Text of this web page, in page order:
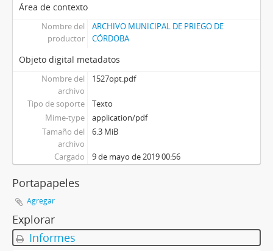
Área de contexto
Nombre del
productor
ARCHIVO MUNICIPAL DE PRIEGO DE
CÓRDOBA
Objeto digital metadatos
Nombre del
archivo
1527opt.pdf
Tipo de soporte
Texto
Mime-type
application/pdf
Tamaño del
archivo
6.3 MiB
Cargado 9 de mayo de 2019 00:56
Portapapeles
Agregar
Explorar
Informes